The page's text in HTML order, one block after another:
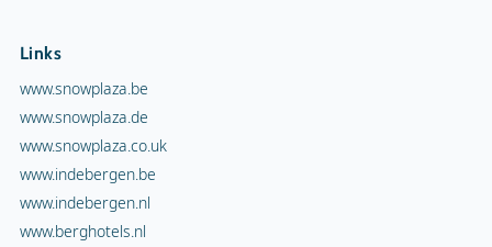
Links
www.snowplaza.be
www.snowplaza.de
www.snowplaza.co.uk
www.indebergen.be
www.indebergen.nl
www.berghotels.nl